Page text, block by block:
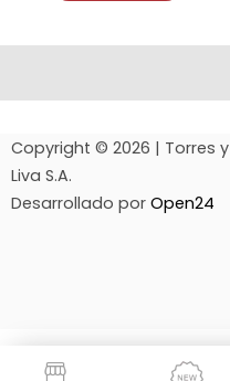
Copyright © 2026 | Torres y
Liva S.A.
Desarrollado por Open24